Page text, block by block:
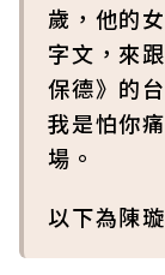
歲，他的
字文，來
保德》的
我是怕你
場。
以下為陳